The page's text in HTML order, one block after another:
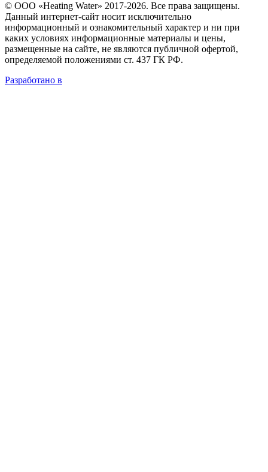
© ООО «Heating Water» 2017-2026. Все права защищены.
Данный интернет-сайт носит исключительно
информационный и ознакомительный характер и ни при
каких условиях информационные материалы и цены,
размещенные на сайте, не являются публичной офертой,
определяемой положениями ст. 437 ГК РФ.
Разработано в